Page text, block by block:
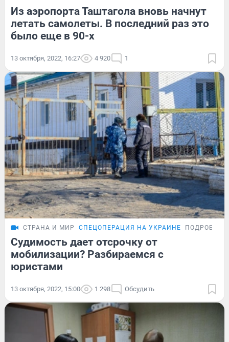
Из аэропорта Таштагола вновь начнут
летать самолеты. В последний раз это
было еще в 90-х
13 октября, 2022, 16:27 4 920 1
СТРАНА И МИР СПЕЦОПЕРАЦИЯ НА УКРАИНЕ
Судимость дает отсрочку от
мобилизации? Разбираемся с
юристами
13 октября, 2022, 15:00 1 298 Обсудить